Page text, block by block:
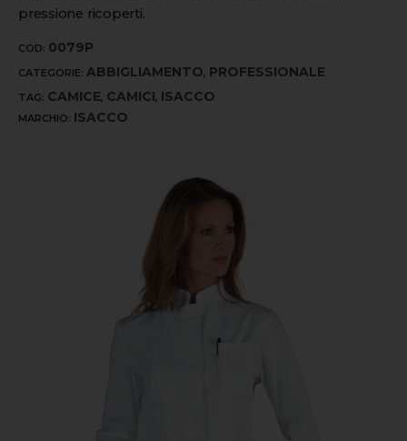
pressione ricoperti.
COD: 0079P
CATEGORIE: ABBIGLIAMENTO, PROFESSIONALE
TAG: CAMICE, CAMICI, ISACCO
MARCHIO: ISACCO